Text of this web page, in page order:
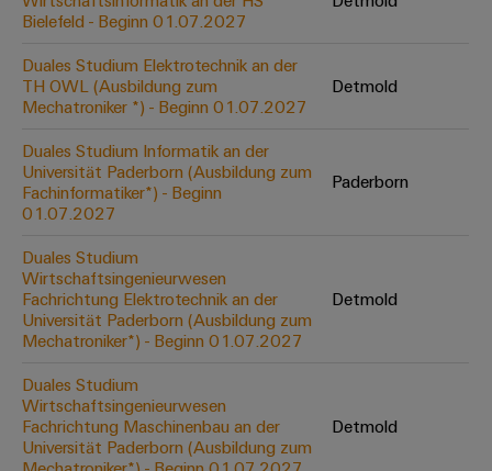
Abwasseraufbereitung
für
die
Wasser-
Abwasserindustrie
Wasserstoff
Wasserstoff
Schlüsseltechnologie
für
die
Energiewende
Effizienter
Betrieb
von
Windparks
Werkzeuge
Automaten
Software
Markierer
Industriedrucker
Cabinet
Infrastructure
Assemblierungsservice
Bestückte
Bielefeld - Beginn 01.07.2027
Duales Studium Elektrotechnik an der
TH OWL (Ausbildung zum
Mechatroniker *) - Beginn 01.07.2027
Detmold
Duales Studium Informatik an der
Universität Paderborn (Ausbildung zum
Fachinformatiker*) - Beginn
01.07.2027
Paderborn
Duales Studium
Wirtschaftsingenieurwesen
Fachrichtung Elektrotechnik an der
Universität Paderborn (Ausbildung zum
Mechatroniker*) - Beginn 01.07.2027
Detmold
Duales Studium
Wirtschaftsingenieurwesen
Fachrichtung Maschinenbau an der
Universität Paderborn (Ausbildung zum
Detmold